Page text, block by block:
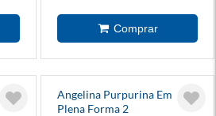
Angelina Purpurina Em
Plena Forma 2